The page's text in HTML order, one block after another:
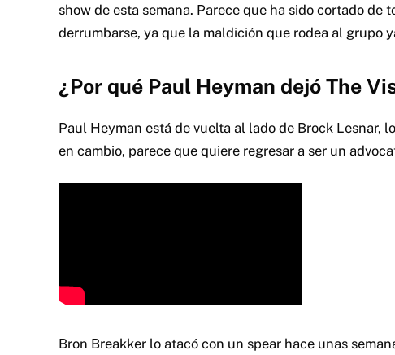
show de esta semana. Parece que ha sido cortado de
derrumbarse, ya que la maldición que rodea al grupo
¿Por qué Paul Heyman dejó The
Paul Heyman está de vuelta al lado de Brock Lesnar,
en cambio, parece que quiere regresar a ser un
Bron Breakker lo atacó con un spear hace unas